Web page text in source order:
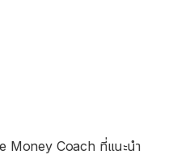
Money Coach ที่แนะนำ